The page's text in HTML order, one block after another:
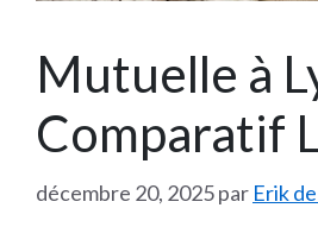
Mutuelle à
Comparatif
décembre 20, 2025par Erik